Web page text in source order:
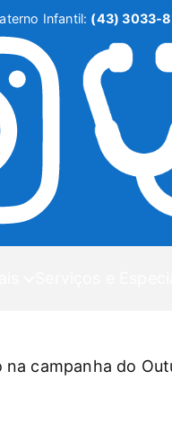
Infantil: (43) 3033-
campanha do